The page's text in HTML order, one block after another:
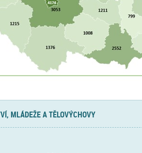
MLÁDEŽE A TĚLOVÝCHOVY